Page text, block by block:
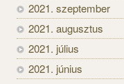
2021. szeptember
2021. augusztus
2021. július
2021. június